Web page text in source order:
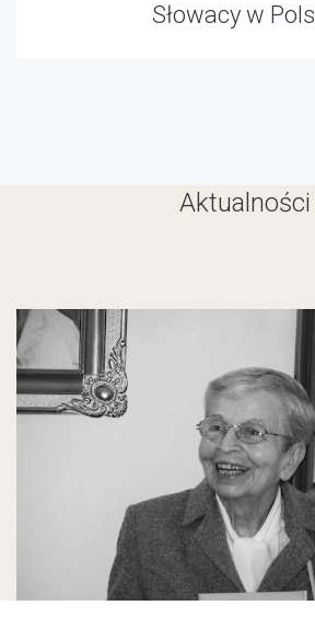
Słowacy w Polsce
Aktualności